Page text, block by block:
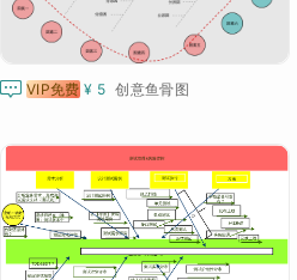
 VIP免费 ¥ 5 创意鱼骨图